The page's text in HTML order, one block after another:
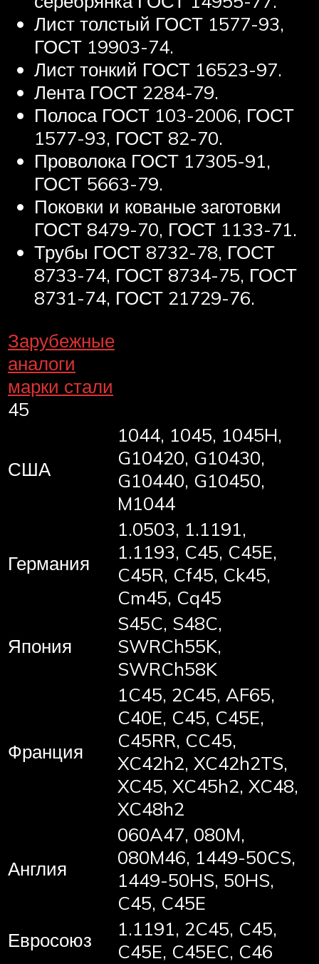
Лист толстый ГОСТ 1577-93,
ГОСТ 19903-74.
Лист тонкий ГОСТ 16523-97.
Лента ГОСТ 2284-79.
Полоса ГОСТ 103-2006, ГОСТ
1577-93, ГОСТ 82-70.
Проволока ГОСТ 17305-91,
ГОСТ 5663-79.
Поковки и кованые заготовки
ГОСТ 8479-70, ГОСТ 1133-71.
Трубы ГОСТ 8732-78, ГОСТ
8733-74, ГОСТ 8734-75, ГОСТ
8731-74, ГОСТ 21729-76.
Зарубежные
аналоги
марки стали
45
США
1044, 1045, 1045H,
G10420, G10430,
G10440, G10450,
M1044
Германия
1.0503, 1.1191,
1.1193, C45, C45E,
C45R, Cf45, Ck45,
Cm45, Cq45
Япония
S45C, S48C,
SWRCh55K,
SWRCh58K
Франция
1C45, 2C45, AF65,
C40E, C45, C45E,
C45RR, CC45,
XC42h2, XC42h2TS,
XC45, XC45h2, XC48,
XC48h2
Англия
060A47, 080M,
080M46, 1449-50CS,
1449-50HS, 50HS,
C45, C45E
Евросоюз
1.1191, 2C45, C45,
C45E, C45EC, C46